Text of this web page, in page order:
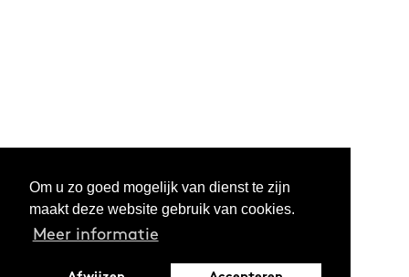
Om u zo goed mogelijk van dienst te zijn
maakt deze website gebruik van cookies.
Meer informatie